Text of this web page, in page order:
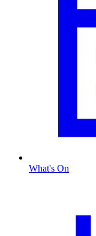
What's On